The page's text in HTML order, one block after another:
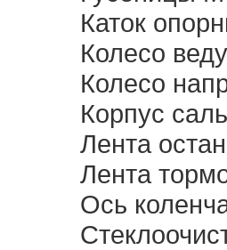
Каток
Колесо
Колесо
Корпус
Лента
Лента
Ось